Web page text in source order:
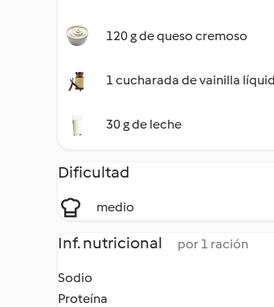
120 g de queso cremoso
1 cucharada de vainilla
30 g de leche
Dificultad
medio
Inf. nutricional por 1 ración
Sodio
Proteína